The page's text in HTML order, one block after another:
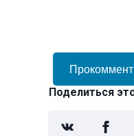
Поделиться